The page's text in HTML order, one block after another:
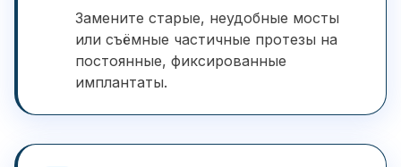
Замените старые, неудобные мосты
или съёмные частичные протезы на
постоянные, фиксированные
имплантаты.